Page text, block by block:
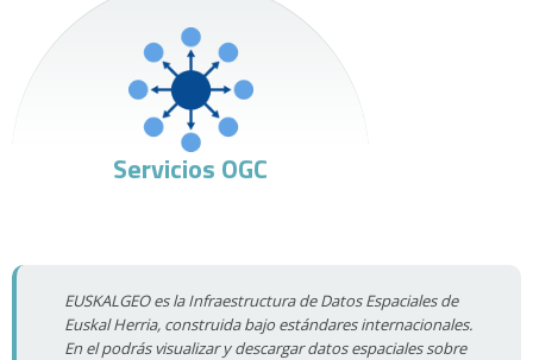
Servicios OGC
EUSKALGEO es la Infraestructura de Datos Espaciales de
Euskal Herria, construida bajo estándares internacionales.
En el podrás visualizar y descargar datos espaciales sobre